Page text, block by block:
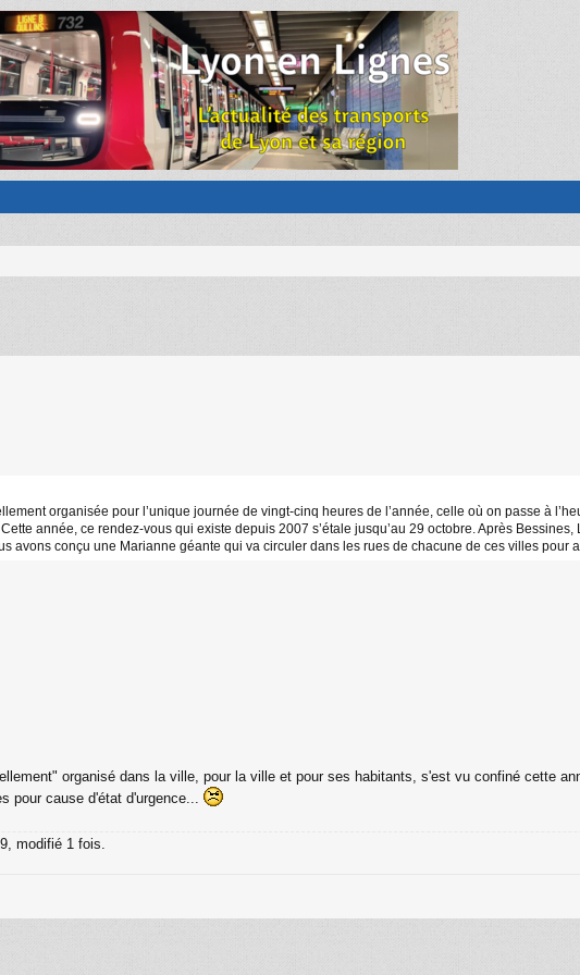
organisée pour l’unique journée de vingt-cinq heures de l’année, celle où on passe à
année, ce rendez-vous qui existe depuis 2007 s’étale jusqu’au 29 octobre. Après
avons conçu une Marianne géante qui va circuler dans les rues de chacune de ces villes pour
organisé dans la ville, pour la ville et pour ses habitants, s'est vu confiné cette
pour cause d'état d'urgence...
modifié 1 fois.